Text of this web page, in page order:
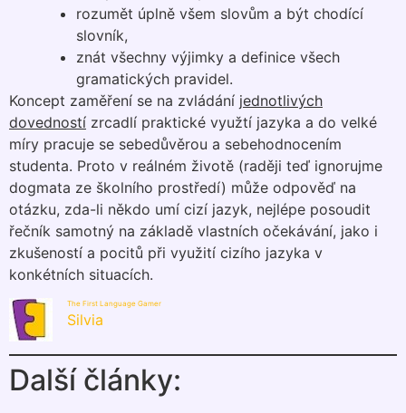
rozumět úplně všem slovům a být chodící
slovník,
znát všechny výjimky a definice všech
gramatických pravidel.
Koncept zaměření se na zvládání jednotlivých
dovedností zrcadlí praktické využtí jazyka a do velké
míry pracuje se sebedůvěrou a sebehodnocením
studenta. Proto v reálném životě (raději teď ignorujme
dogmata ze školního prostředí) může odpověď na
otázku, zda-li někdo umí cizí jazyk, nejlépe posoudit
řečník samotný na základě vlastních očekávání, jako i
zkušeností a pocitů při využití cizího jazyka v
konkétních situacích.
The First Language Gamer
Silvia
Další články: